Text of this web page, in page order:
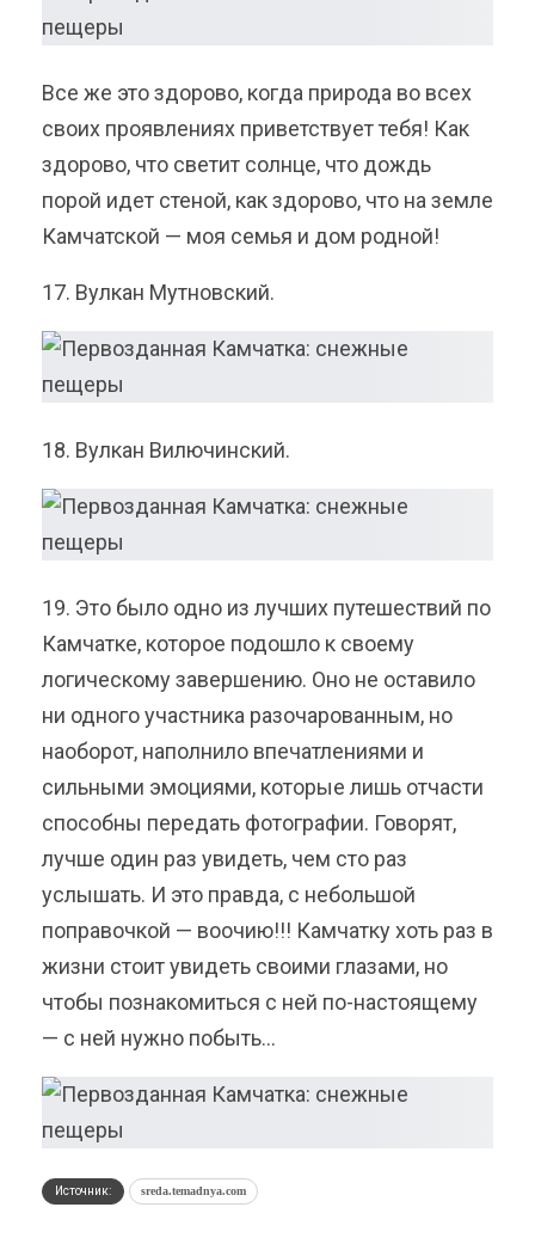
Все же это здорово, когда природа во всех
своих проявлениях приветствует тебя! Как
здорово, что светит солнце, что дождь
порой идет стеной, как здорово, что на земле
Камчатской — моя семья и дом родной!
17. Вулкан Мутновский.
18. Вулкан Вилючинский.
19. Это было одно из лучших путешествий по
Камчатке, которое подошло к своему
логическому завершению. Оно не оставило
ни одного участника разочарованным, но
наоборот, наполнило впечатлениями и
сильными эмоциями, которые лишь отчасти
способны передать фотографии. Говорят,
лучше один раз увидеть, чем сто раз
услышать. И это правда, с небольшой
поправочкой — воочию!!! Камчатку хоть раз в
жизни стоит увидеть своими глазами, но
чтобы познакомиться с ней по-настоящему
— с ней нужно побыть…
Источник: sreda.temadnya.com